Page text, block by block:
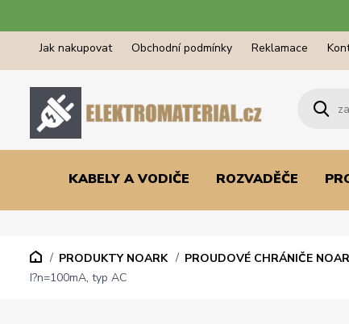
Jak nakupovat Obchodní podmínky Reklamace
KABELY A VODIČE ROZVADĚČE
PRODUKTY NOARK PROUDOVÉ CHRÁNIČE
I?n=100mA, typ AC